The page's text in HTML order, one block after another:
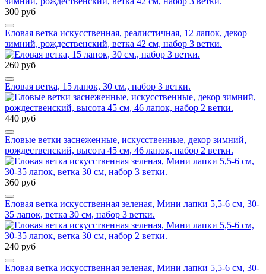
300 руб
Еловая ветка искусственная, реалистичная, 12 лапок, декор
зимний, рождественский, ветка 42 см, набор 3 ветки.
260 руб
Еловая ветка, 15 лапок, 30 см., набор 3 ветки.
440 руб
Еловые ветки заснеженные, искусственные, декор зимний,
рождественский, высота 45 см, 46 лапок, набор 2 ветки.
360 руб
Еловая ветка искусственная зеленая, Мини лапки 5,5-6 см, 30-
35 лапок, ветка 30 см, набор 3 ветки.
240 руб
Еловая ветка искусственная зеленая, Мини лапки 5,5-6 см, 30-